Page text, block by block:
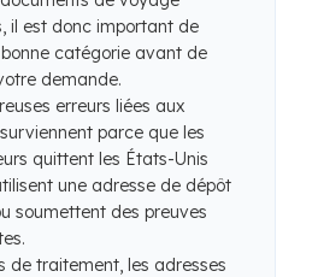
il est donc important de
catégorie avant de
demande.
erreurs liées aux
parce que les
quittent les États-Unis
une adresse de dépôt
soumettent des preuves
de traitement, les adresses